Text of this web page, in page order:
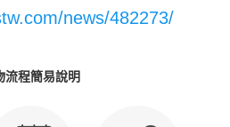
news/482273/
流程簡易說明